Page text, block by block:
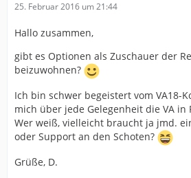
25. Februar 2016 um 21:44
Hallo zusammen,
gibt es Optionen als Zuschauer der
beizuwohnen?
Ich bin schwer begeistert vom VA18-
mich über jede Gelegenheit die VA in
Wer weiß, vielleicht braucht ja jmd.
oder Support an den Schoten?
Grüße, D.